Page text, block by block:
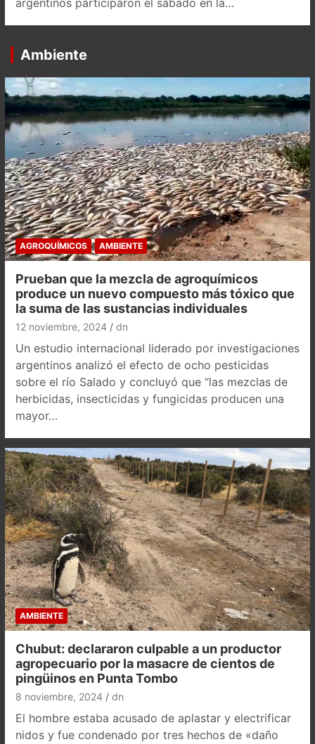
argentinos participaron el sábado en la…
Ambiente
AGROQUÍMICOS AMBIENTE
Prueban que la mezcla de agroquímicos
produce un nuevo compuesto más tóxico que
la suma de las sustancias individuales
12 noviembre, 2024 dn
Un estudio internacional liderado por investigaciones
argentinos analizó el efecto de ocho pesticidas
sobre el río Salado y concluyó que “las mezclas de
herbicidas, insecticidas y fungicidas producen una
mayor…
AMBIENTE
Chubut: declararon culpable a un productor
agropecuario por la masacre de cientos de
pingüinos en Punta Tombo
8 noviembre, 2024 dn
El hombre estaba acusado de aplastar y electrificar
nidos y fue condenado por tres hechos de «daño